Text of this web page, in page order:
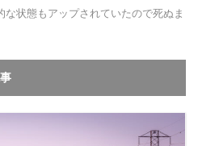
状態もアップされていたので死ぬま